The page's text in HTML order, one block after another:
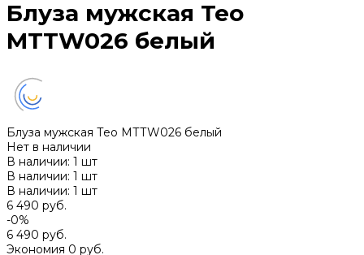
Блуза мужская Тео
MТТW026 белый
Блуза мужская Тео MТТW026 белый
Нет в наличии
В наличии: 1 шт
В наличии: 1 шт
В наличии: 1 шт
6 490 руб.
-0%
6 490 руб.
Экономия 0 руб.